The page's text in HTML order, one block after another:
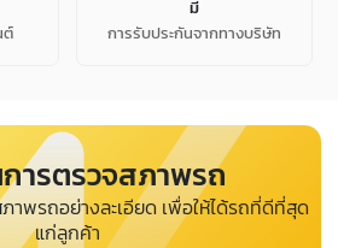
ต์
มี
การรับประกันจากทางบริษัท
ารตรวจสภาพรถ
าพรถอย่างละเอียด เพื่อให้ได้รถที่ดีที่สุด
แก่ลูกค้า